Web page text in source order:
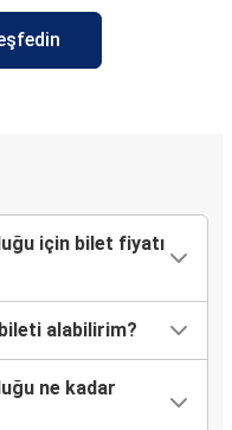
için bilet fiyatı
alabilirim?
ne kadar